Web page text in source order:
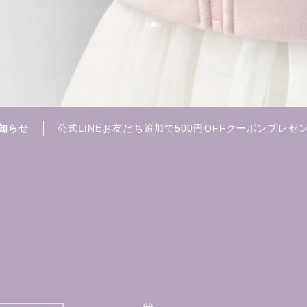
らせ 公式LINEお友だち追加で500円OFFクーポンプレゼ